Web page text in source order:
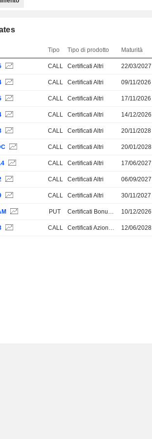
Tipo Tipo di prodotto Maturità
CALL Certificati Altri 22/03/2027
CALL Certificati Altri 09/11/2026
CALL Certificati Altri 17/11/2026
CALL Certificati Altri 14/12/2026
CALL Certificati Altri 20/11/2028
CALL Certificati Altri 20/01/2028
CALL Certificati Altri 17/06/2027
CALL Certificati Altri 06/09/2027
CALL Certificati Altri 30/11/2027
PUT Certificati Bonus e Protezione parz. 10/12/2026
CALL Certificati Azionari e Obbl.ri 12/06/2028